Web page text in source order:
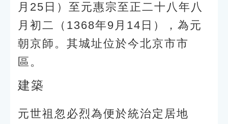
月25日）至元惠宗至正二十八年八
月初二（1368年9月14日），為元
朝京師。其城址位於今北京市市
區。
建築
元世祖忽必烈為便於統治定居地